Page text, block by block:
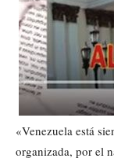
«Venezuela está
organizada, por el